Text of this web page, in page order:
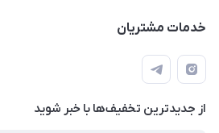
حساب کاربری
لیست محصولات
درباره ما
خدمات مشتریان
قوانین و مقررات
حریم خصوصی
راهنما
از جدید‌ترین تخفیف‌ها با‌ خبر شوید